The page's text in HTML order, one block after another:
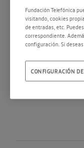
Fundación Telefónica
visitando, cookies
de entradas, etc.
correspondiente.
configuración. Si
CONFIGURACIÓN